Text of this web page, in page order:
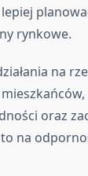
rynkowe.
na
oraz
na